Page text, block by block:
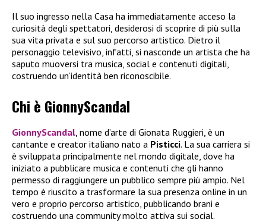
Il suo ingresso nella Casa ha immediatamente acceso la
curiosità degli spettatori, desiderosi di scoprire di più sulla
sua vita privata e sul suo percorso artistico. Dietro il
personaggio televisivo, infatti, si nasconde un artista che ha
saputo muoversi tra musica, social e contenuti digitali,
costruendo un’identità ben riconoscibile.
Chi è GionnyScandal
GionnyScandal , nome d’arte di Gionata Ruggieri, è un
cantante e creator italiano nato a Pisticci. La sua carriera si
è sviluppata principalmente nel mondo digitale, dove ha
iniziato a pubblicare musica e contenuti che gli hanno
permesso di raggiungere un pubblico sempre più ampio. Nel
tempo è riuscito a trasformare la sua presenza online in un
vero e proprio percorso artistico, pubblicando brani e
costruendo una community molto attiva sui social.